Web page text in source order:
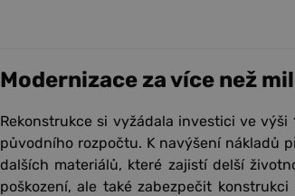
Modernizace za více než
Rekonstrukce si vyžádala investici ve
původního rozpočtu. K navýšení nákladů
dalších materiálů, které zajistí delší
poškození, ale také zabezpečit